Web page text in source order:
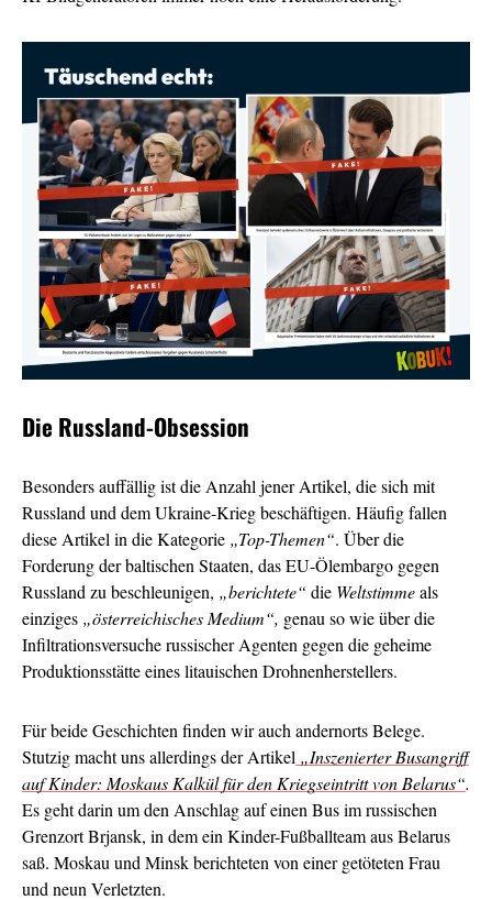
Die Russland-Obsession
Besonders auffällig ist die Anzahl jener Artikel, die sich mit
Russland und dem Ukraine-Krieg beschäftigen. Häufig fallen
diese Artikel in die Kategorie „Top-Themen“. Über die
Forderung der baltischen Staaten, das EU-Ölembargo gegen
Russland zu beschleunigen, „berichtete“ die Weltstimmeals
einziges „österreichisches Medium“, genau so wie über die
Infiltrationsversuche russischer Agenten gegen die geheime
Produktionsstätte eines litauischen Drohnenherstellers.
Für beide Geschichten finden wir auch andernorts Belege.
Stutzig macht uns allerdings der Artikel „Inszenierter Busangriff
auf Kinder: Moskaus Kalkül für den Kriegseintritt von Belarus“.
Es geht darin um den Anschlag auf einen Bus im russischen
Grenzort Brjansk, in dem ein Kinder-Fußballteam aus Belarus
saß. Moskau und Minsk berichteten von einer getöteten Frau
und neun Verletzten.